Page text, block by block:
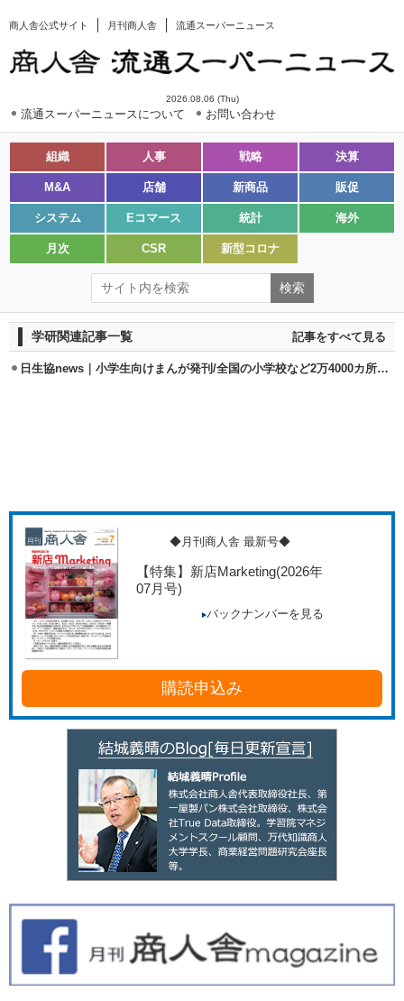
商人舎公式サイト 月刊商人舎 流通スーパーニュース
2026.08.06 (Thu)
流通スーパーニュースについて お問い合わせ
組織 人事 戦略 決算
M&A 店舗 新商品 販促
システム Eコマース 統計 海外
月次 CSR 新型コロナ
学研関連記事一覧 記事をすべて見る
日生協news｜小学生向けまんが発刊/全国の小学校など2万4000カ所に配布
◆月刊商人舎 最新号◆
【特集】新店Marketing(2026年
07月号)
バックナンバーを見る
購読申込み